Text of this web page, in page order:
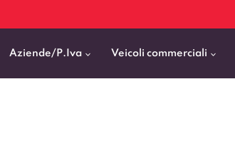
Aziende/P.Iva Veicoli commerciali